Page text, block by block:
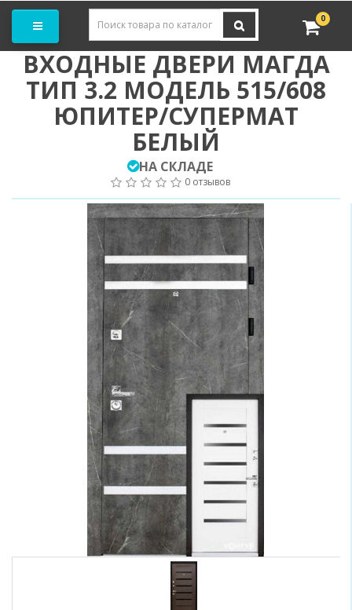
0
ВХОДНЫЕ ДВЕРИ МАГДА
ТИП 3.2 МОДЕЛЬ 515/608
ЮПИТЕР/СУПЕРМАТ
БЕЛЫЙ
НА СКЛАДЕ
0 отзывов